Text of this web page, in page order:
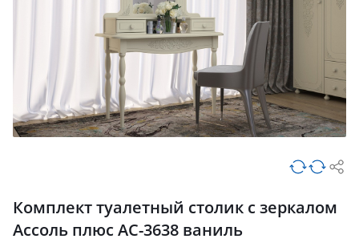
Комплект туалетный столик с зеркалом
Ассоль плюс АС-3638 ваниль